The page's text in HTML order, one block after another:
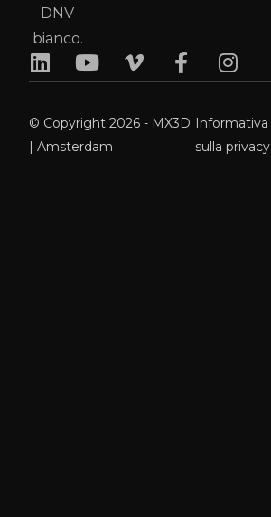
© Copyright 2026 - MX3D
| Amsterdam
Informativa
sulla privacy